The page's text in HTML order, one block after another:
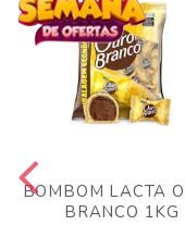
BOMBOM LACTA
BRANCO 1KG